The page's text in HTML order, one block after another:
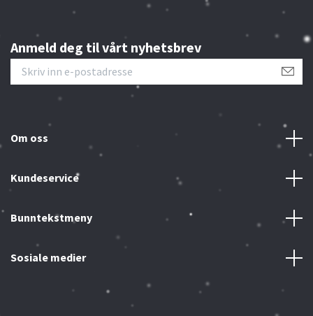
Anmeld deg til vårt nyhetsbrev
Om oss
Kundeservice
Bunntekstmeny
Sosiale medier